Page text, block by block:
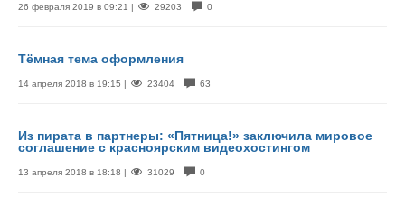
26 февраля 2019 в 09:21 | 29203 0
Тёмная тема оформления
14 апреля 2018 в 19:15 | 23404 63
Из пирата в партнеры: «Пятница!» заключила мировое
соглашение с красноярским видеохостингом
13 апреля 2018 в 18:18 | 31029 0